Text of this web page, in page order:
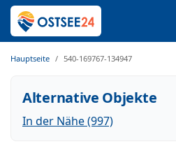
Hauptseite 540-169767-134947
Alternative Objekte
In der Nähe (997)